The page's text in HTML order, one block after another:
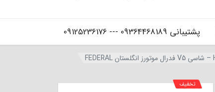
پشتیبانی 09364468189 --- 09125236176
تخفیف